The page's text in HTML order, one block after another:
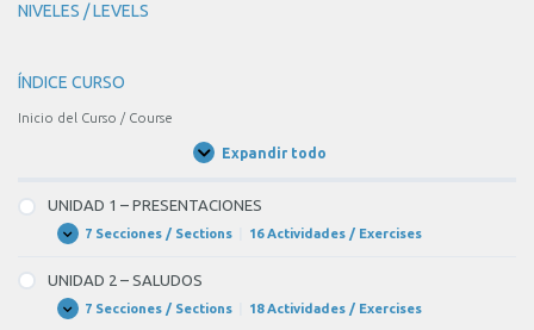
NIVELES / LEVELS
ÍNDICE CURSO
Inicio del Curso / Course
Expandir todo
Unidades
UNIDAD 1 – PRESENTACIONES
Expandir
UNIDAD
–
PRESENTACIONES
7 Secciones / Sections 16 Actividades / Exercises
UNIDAD 2 – SALUDOS
Expandir
UNIDAD7 Secciones / Sections 18 Actividades / Exercises